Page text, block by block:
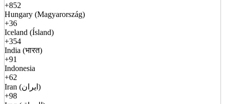
+852
Hungary (Magyarország)
+36
Iceland (Ísland)
+354
India (भारत)
+91
Indonesia
+62
Iran (ایران)
+98